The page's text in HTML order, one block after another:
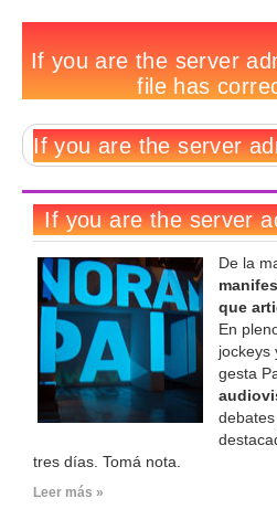
Out:
Fundación
Telefónica
De la
que
En
jockeys
gesta
tres días. Tomá nota.
Leer más »
videoclips
Rainbows
como
estuvieras
para
Mills
shows
visuales
Out:
Canasta
primer
remixes
Hollywood
álbums
escucharía
constantemente
iPod,
Ruki
creativos
nuevos
arty